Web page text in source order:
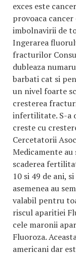
exces este
provoaca
imbolnavirii de
Ingerarea
fracturilor
dubleaza
barbati cat si
un nivel foarte
cresterea
infertilitate. S-a
creste cu
Cercetatorii
Medicamente
scaderea
10 si 49 de ani,
asemenea au
valabil pentru
riscul aparitiei
cele maronii
Fluoroza.
americani dar